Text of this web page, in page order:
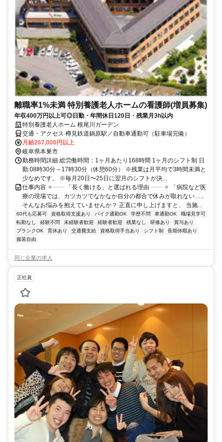
離職率1%未満 特別養護老人ホームの看護師(増員募集)
年収400万円以上可◎日勤・年間休日120日・残業月3h以内
特別養護老人ホーム 根尾川ガーデン
交通・アクセス 樽見鉄道鍋原駅／自動車通勤可（駐車場完備）
月給267,000円以上
岐阜県本巣市
勤務時間詳細 総労働時間：1ヶ月あたり168時間 1ヶ月のシフト制 日
勤:08時30分～17時30分（休憩60分） ※残業は月平均で3時間未満と
少なめです。 ※毎月20日〜25日に翌月のシフトが決...
仕事内容 ✧┈┈ 「長く働ける」と選ばれる理由 ┈┈ ✧ 「病院など医
療の現場では、カツカツでなかなか自分の都合で休みが取れない…」
そんなお悩みを抱えていませんか？ 正直に申し上げますと、 当施...
60代も応募可 資格取得支援あり バイク通勤OK 学歴不問 車通勤OK
職場見学可
転勤なし
経験不問 未経験者歓迎 経験者歓迎 残業なし 研修あり
賞与あり
ブランクOK
育休あり 交通費支給 資格取得手当あり シフト制
長期休暇あり
服装自由
同じ企業の求人
正社員